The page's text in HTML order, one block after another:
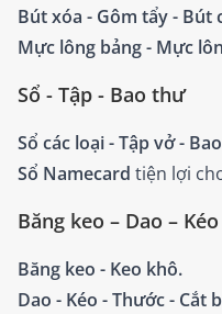
Bút xóa - Gôm tẩy - Bút
Mực lông bảng - Mực
Sổ - Tập - Bao thư
Sổ các loại - Tập vở -
Sổ Namecard tiện lợi
Băng keo – Dao –
Băng keo - Keo khô.
Dao - Kéo - Thước - Cắt